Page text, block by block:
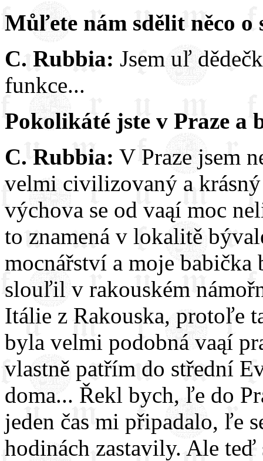
Můľete nám sdělit něco o
C. Rubbia: Jsem uľ
funkce...
Pokolikáté jste v Praze a
C. Rubbia: V Praze jsem
velmi civilizovaný a
výchova se od vaąí moc
to znamená v lokalitě
mocnářství a moje
slouľil v rakouském
Itálie z Rakouska, protoľe
byla velmi podobná vaąí
vlastně patřím do střední
doma... Řekl bych, ľe do
jeden čas mi připadalo, ľe
hodinách zastavily. Ale teď